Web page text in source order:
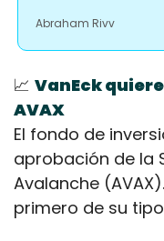
Abraham Rivv
📈 VanEck
AVAX
El fondo de
aprobación de la
Avalanche
primero de su tipo